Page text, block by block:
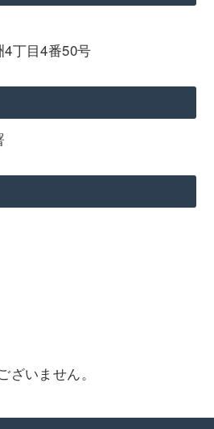
丁目4番50号
いません。